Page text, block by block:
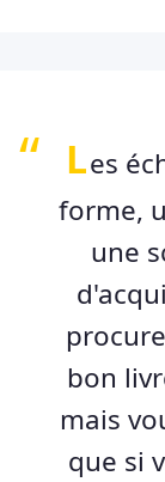
Les
forme,
une
bon
mais
que si